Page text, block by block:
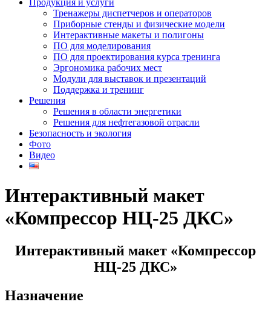
Продукция и услуги
Тренажеры диспетчеров и операторов
Приборные стенды и физические модели
Интерактивные макеты и полигоны
ПО для моделирования
ПО для проектирования курса тренинга
Эргономика рабочих мест
Модули для выставок и презентаций
Поддержка и тренинг
Решения
Решения в области энергетики
Решения для нефтегазовой отрасли
Безопасность и экология
Фото
Видео
Интерактивный макет
«Компрессор НЦ-25 ДКС»
Интерактивный макет «Компрессор
НЦ-25 ДКС»
Назначение